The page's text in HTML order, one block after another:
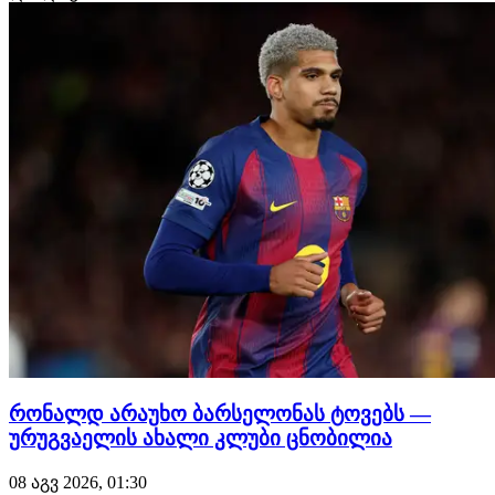
რონალდ არაუხო ბარსელონას ტოვებს —
ურუგვაელის ახალი კლუბი ცნობილია
08 აგვ 2026, 01:30